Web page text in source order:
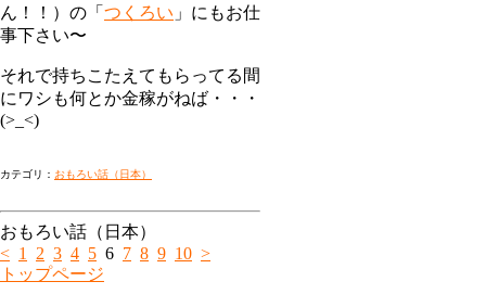
ん！！）の「 つくろい 」にもお仕
事下さい〜
それで持ちこたえてもらってる間
にワシも何とか金稼がねば・・・
(>_<)
カテゴリ： おもろい話（日本）
おもろい話（日本）
< 1 2 3 4 5 6 7 8 9 10 >
トップページ